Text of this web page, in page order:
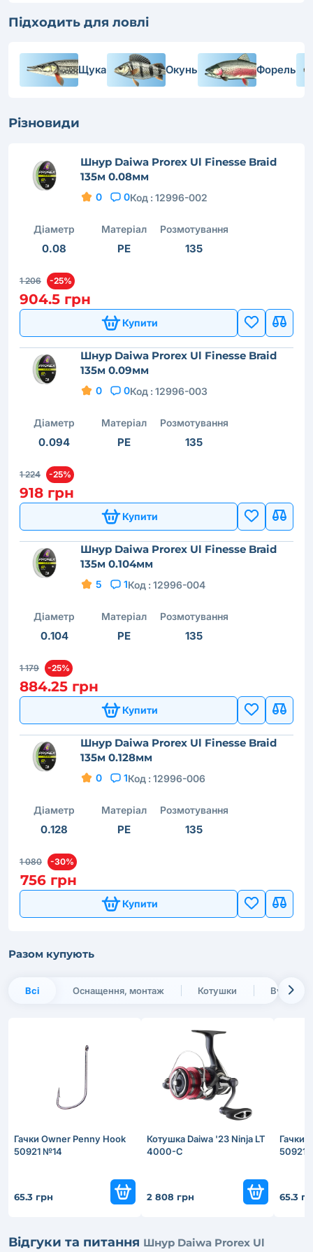
Підходить для ловлі
Щука Окунь Форель
Різновиди
Шнур Daiwa Prorex Ul Finesse Braid
135м 0.08мм
0 0Код : 12996-002
Діаметр
0.08
Матеріал
PE
Розмотування
135
1 206 -25%
904.5 грн
Купити
Шнур Daiwa Prorex Ul Finesse Braid
135м 0.09мм
0 0Код : 12996-003
Діаметр
0.094
Матеріал
PE
Розмотування
135
1 224 -25%
918 грн
Купити
Шнур Daiwa Prorex Ul Finesse Braid
135м 0.104мм
5 1Код : 12996-004
Діаметр
0.104
Матеріал
PE
Розмотування
135
1 179 -25%
884.25 грн
Купити
Шнур Daiwa Prorex Ul Finesse Braid
135м 0.128мм
0 1Код : 12996-006
Діаметр
0.128
Матеріал
PE
Розмотування
135
1 080 -30%
756 грн
Купити
Разом купують
Всі Оснащення, монтаж Котушки Вудлища
Гачки Owner Penny Hook
50921 №14
65.3 грн
Котушка Daiwa '23 Ninja LT
4000-C
2 808 грн
Гачки
50921
65.3
Відгуки та питання Шнур Daiwa Prorex Ul